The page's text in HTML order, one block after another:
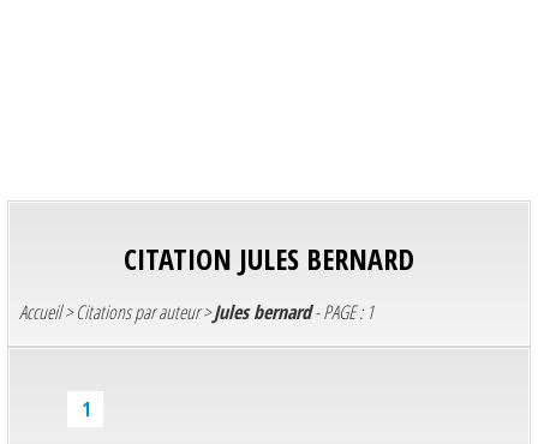
CITATION JULES BERNARD
Accueil>Citations par auteur>Jules bernard- PAGE : 1
1